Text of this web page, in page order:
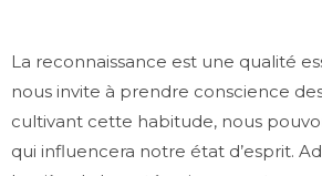
La reconnaissance est une qualité
nous invite à prendre conscience
cultivant cette habitude, nous
qui influencera notre état d’esprit.